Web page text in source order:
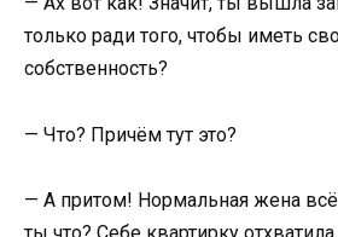
только ради того, чтобы иметь
собственность?
— Что? Причём тут это?
— А притом! Нормальная жена
ты что? Себе квартирку